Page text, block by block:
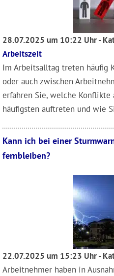
28.07.2025 um 10:22 Uhr -
Arbeitszeit
Im Arbeitsalltag treten häufig
oder auch zwischen
erfahren Sie, welche Konflikte
häufigsten auftreten und wie
Kann ich bei einer
fernbleiben?
22.07.2025 um 15:23 Uhr -
Arbeitnehmer haben in